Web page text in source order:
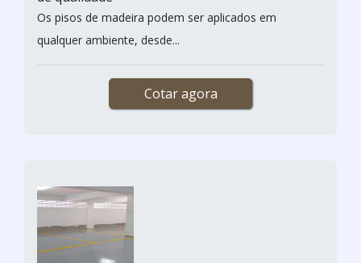
Os pisos de madeira podem ser aplicados em
qualquer ambiente, desde...
Cotar agora